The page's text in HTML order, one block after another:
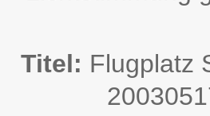
Titel: Flugplatz